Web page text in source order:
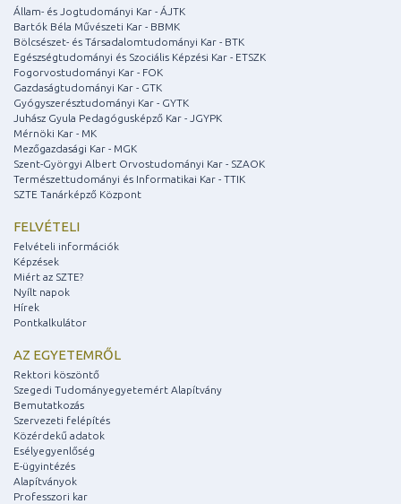
Állam- és Jogtudományi Kar - ÁJTK
Bartók Béla Művészeti Kar - BBMK
Bölcsészet- és Társadalomtudományi Kar - BTK
Egészségtudományi és Szociális Képzési Kar - ETSZK
Fogorvostudományi Kar - FOK
Gazdaságtudományi Kar - GTK
Gyógyszerésztudományi Kar - GYTK
Juhász Gyula Pedagógusképző Kar - JGYPK
Mérnöki Kar - MK
Mezőgazdasági Kar - MGK
Szent-Györgyi Albert Orvostudományi Kar - SZAOK
Természettudományi és Informatikai Kar - TTIK
SZTE Tanárképző Központ
FELVÉTELI
Felvételi információk
Képzések
Miért az SZTE?
Nyílt napok
Hírek
Pontkalkulátor
AZ EGYETEMRŐL
Rektori köszöntő
Szegedi Tudományegyetemért Alapítvány
Bemutatkozás
Szervezeti felépítés
Közérdekű adatok
Esélyegyenlőség
E-ügyintézés
Alapítványok
Professzori kar